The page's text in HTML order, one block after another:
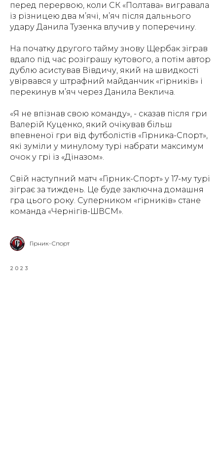
перед перервою, коли СК «Полтава» вигравала
із різницею два м’ячі, м’яч після дальнього
удару Данила Тузенка влучив у поперечину.
На початку другого тайму знову Щербак зіграв
вдало під час розіграшу кутового, а потім автор
дублю асистував Вівдичу, який на швидкості
увірвався у штрафний майданчик «гірників» і
перекинув м’яч через Данила Веклича.
«Я не впізнав свою команду», - сказав після гри
Валерій Куценко, який очікував більш
впевненої гри від футболістів «Гірника-Спорт»,
які зуміли у минулому турі набрати максимум
очок у грі із «Діназом».
Свій наступний матч «Гірник-Спорт» у 17-му турі
зіграє за тиждень. Це буде заключна домашня
гра цього року. Суперником «гірників» стане
команда «Чернігів-ШВСМ».
Гірник-Спорт
2023